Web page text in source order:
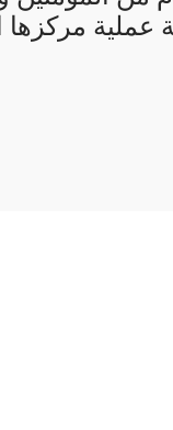
عملية مركزها